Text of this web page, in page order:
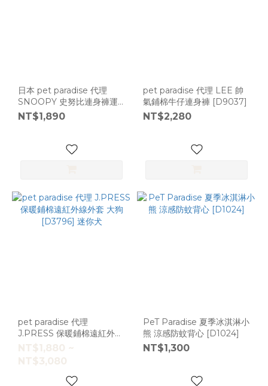
日本 pet paradise 代理
SNOOPY 史努比連身褲運
動衫 [D21078] 大狗
NT$1,890
pet paradise 代理 LEE 帥
氣鋪棉牛仔連身褲 [D9037]
NT$2,280
pet paradise 代理
J.PRESS 保暖鋪棉遠紅外線
外套 大狗 [D3796] 迷你犬
NT$1,880 ~
NT$3,080
PeT Paradise 夏季冰淇淋小
熊 涼感防蚊背心 [D1024]
NT$1,300